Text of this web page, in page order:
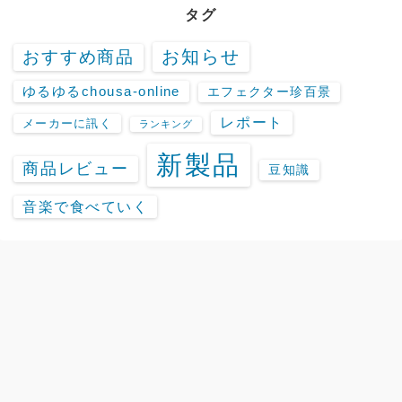
タグ
おすすめ商品 お知らせ
ゆるゆるchousa-online エフェクター珍百景
メーカーに訊く ランキング レポート
商品レビュー 新製品 豆知識
音楽で食べていく